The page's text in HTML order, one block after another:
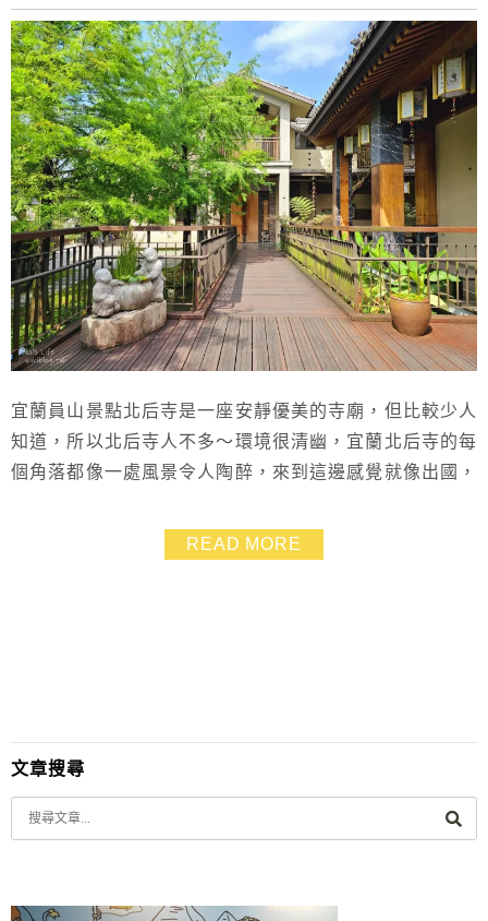
宜蘭員山景點北后寺是一座安靜優美的寺廟，但比較少人
知道，所以北后寺人不多～環境很清幽，宜蘭北后寺的每
個角落都像一處風景令人陶醉，來到這邊感覺就像出國，
READ MORE
文章搜尋